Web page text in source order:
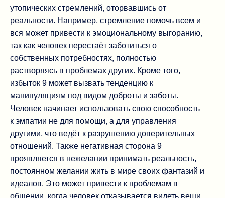
утопических стремлений, оторвавшись от
реальности. Например, стремление помочь всем и
вся может привести к эмоциональному выгоранию,
так как человек перестаёт заботиться о
собственных потребностях, полностью
растворяясь в проблемах других. Кроме того,
избыток 9 может вызвать тенденцию к
манипуляциям под видом доброты и заботы.
Человек начинает использовать свою способность
к эмпатии не для помощи, а для управления
другими, что ведёт к разрушению доверительных
отношений. Также негативная сторона 9
проявляется в нежелании принимать реальность,
постоянном желании жить в мире своих фантазий и
идеалов. Это может привести к проблемам в
общении, когда человек отказывается видеть вещи